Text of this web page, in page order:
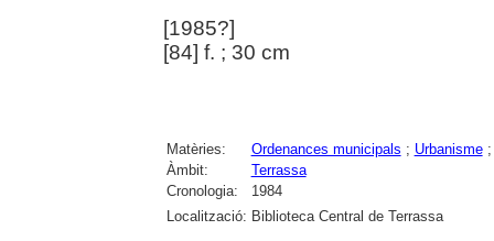
[1985?]
[84] f. ; 30 cm
Matèries: Ordenances municipals ; Urbanisme
Àmbit:
Terrassa
Cronologia:
1984
Localització: Biblioteca Central de Terrassa